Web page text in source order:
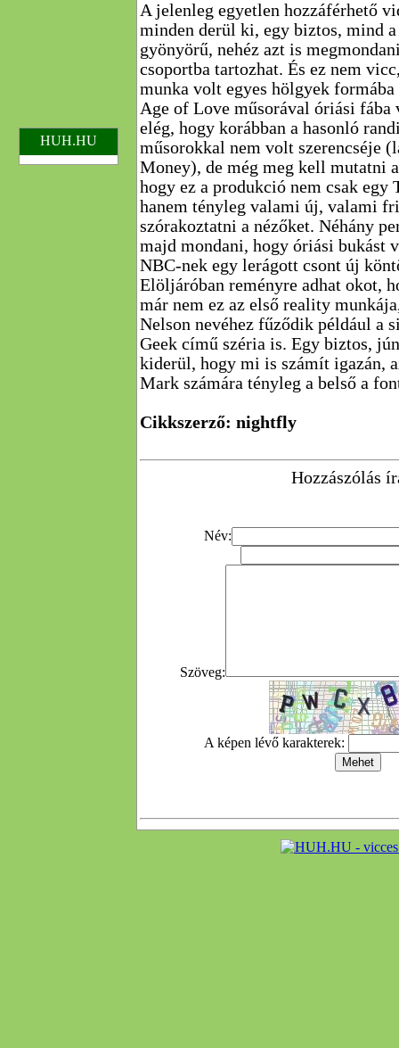
A jelenleg egyetlen hozzáférhető
minden derül ki, egy biztos, mind
gyönyörű, nehéz azt is
csoportba tartozhat. És ez nem
munka volt egyes hölgyek formába
Age of Love műsorával óriási fába
elég, hogy korábban a hasonló
műsorokkal nem volt szerencséje
Money), de még meg kell mutatni
hogy ez a produkció nem csak egy
hanem tényleg valami új, valami
szórakoztatni a nézőket. Néhány
majd mondani, hogy óriási bukást
NBC-nek egy lerágott csont új
Elöljáróban reményre adhat okot,
már nem ez az első reality
Nelson nevéhez fűződik például a
Geek című széria is. Egy biztos,
kiderül, hogy mi is számít igazán,
Mark számára tényleg a belső a
Cikkszerző: nightfly
Hozzászólás
Név:
Szöveg:
A képen lévő karakterek:
HUH.HU